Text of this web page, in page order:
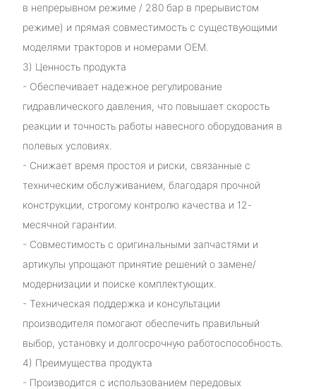
в непрерывном режиме / 280 бар в прерывистом
режиме) и прямая совместимость с существующими
моделями тракторов и номерами OEM.
3) Ценность продукта
- Обеспечивает надежное регулирование
гидравлического давления, что повышает скорость
реакции и точность работы навесного оборудования в
полевых условиях.
- Снижает время простоя и риски, связанные с
техническим обслуживанием, благодаря прочной
конструкции, строгому контролю качества и 12-
месячной гарантии.
- Совместимость с оригинальными запчастями и
артикулы упрощают принятие решений о замене/
модернизации и поиске комплектующих.
- Техническая поддержка и консультации
производителя помогают обеспечить правильный
выбор, установку и долгосрочную работоспособность.
4) Преимущества продукта
- Производится с использованием передовых